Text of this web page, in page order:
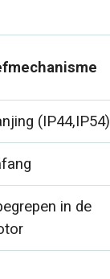
(IP44,IP54)
in de